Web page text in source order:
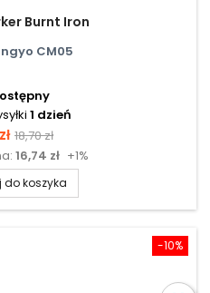
Burnt Iron
CM05
1 dzień
Cena
podstawowa
18,70 zł
16,74 zł +1%
do koszyka
-10%